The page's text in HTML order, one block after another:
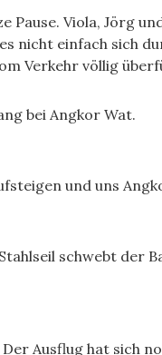
Viola, Jörg
nicht einfach sich
Verkehr völlig
bei Angkor Wat.
und uns
schwebt der
Ausflug hat sich